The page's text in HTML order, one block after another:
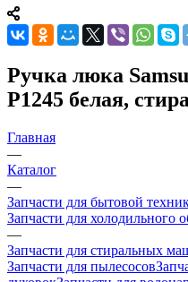
Ручка люка
P1245 белая,
Главная
—
Каталог
—
Запчасти для бытовой
Запчасти для холодильного
—
Запчасти для стиральных
Запчасти для пылесосов